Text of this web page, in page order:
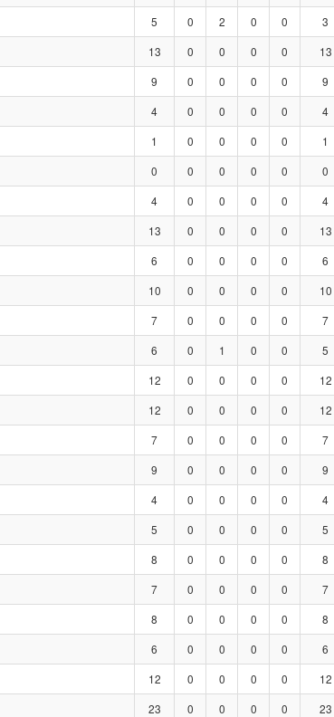
5 0 2 0 0 3
13 0 0 0 0 13
9 0 0 0 0 9
4 0 0 0 0 4
1 0 0 0 0 1
0 0 0 0 0 0
4 0 0 0 0 4
13 0 0 0 0 13
6 0 0 0 0 6
10 0 0 0 0 10
7 0 0 0 0 7
6 0 1 0 0 5
12 0 0 0 0 12
12 0 0 0 0 12
7 0 0 0 0 7
9 0 0 0 0 9
4 0 0 0 0 4
5 0 0 0 0 5
8 0 0 0 0 8
7 0 0 0 0 7
8 0 0 0 0 8
6 0 0 0 0 6
12 0 0 0 0 12
23 0 0 0 0 23